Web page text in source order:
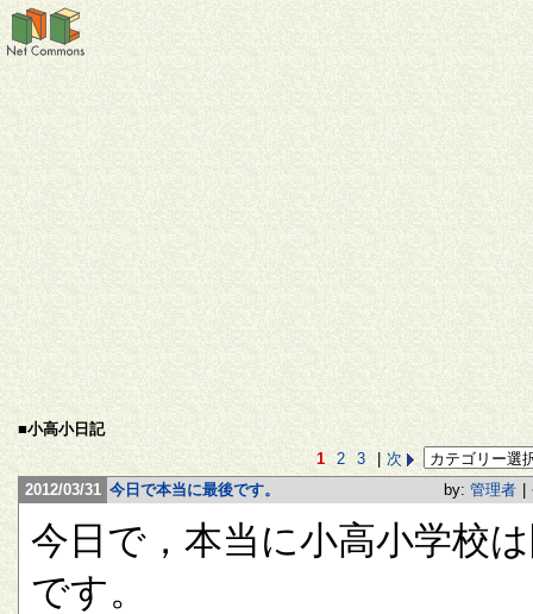
■小高小日記
1
2 3
次
2012/03/31 今日で本当に最後です。 by: 管理者
今日で，本当に小高小学校
です。